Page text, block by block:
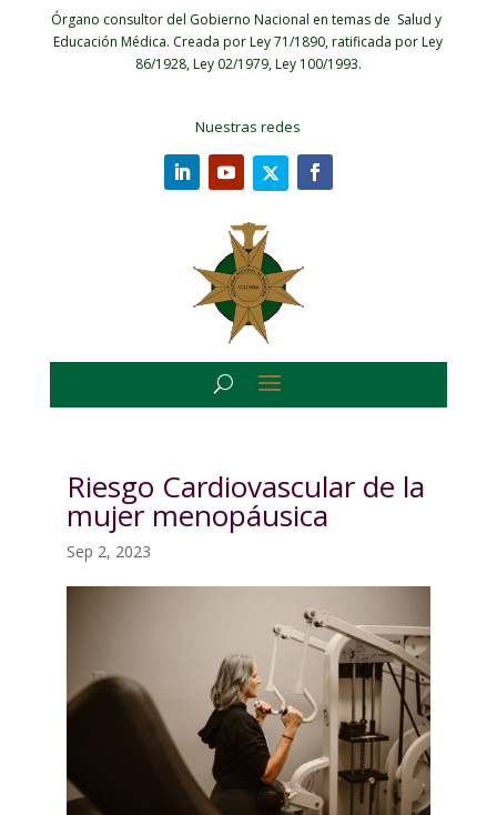
Órgano consultor del Gobierno Nacional en temas de Salud y
Educación Médica. Creada por Ley 71/1890, ratificada por Ley
86/1928, Ley 02/1979, Ley 100/1993.
Nuestras redes
Riesgo Cardiovascular de la
mujer menopáusica
Sep 2, 2023